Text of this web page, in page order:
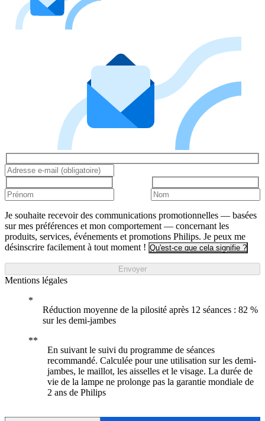
Je souhaite recevoir des communications promotionnelles — basées
sur mes préférences et mon comportement — concernant les
produits, services, événements et promotions Philips. Je peux me
désinscrire facilement à tout moment ! Qu'est-ce que cela signifie ?
Envoyer
Mentions légales
Réduction moyenne de la pilosité après 12 séances : 82 %
sur les demi-jambes
En suivant le suivi du programme de séances
recommandé. Calculée pour une utilisation sur les demi-
jambes, le maillot, les aisselles et le visage. La durée de
vie de la lampe ne prolonge pas la garantie mondiale de
2 ans de Philips